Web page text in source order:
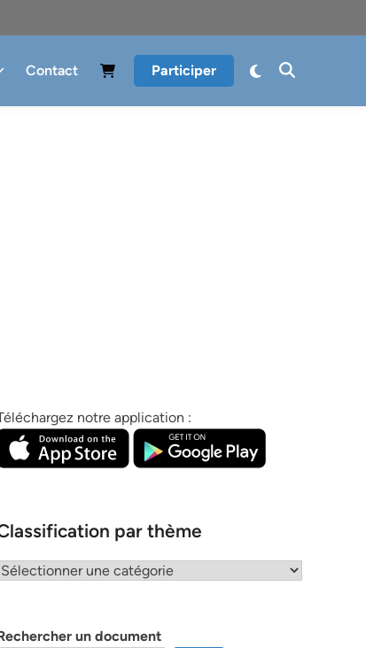
Contact Participer
notre application :
par thème
Classification
un document